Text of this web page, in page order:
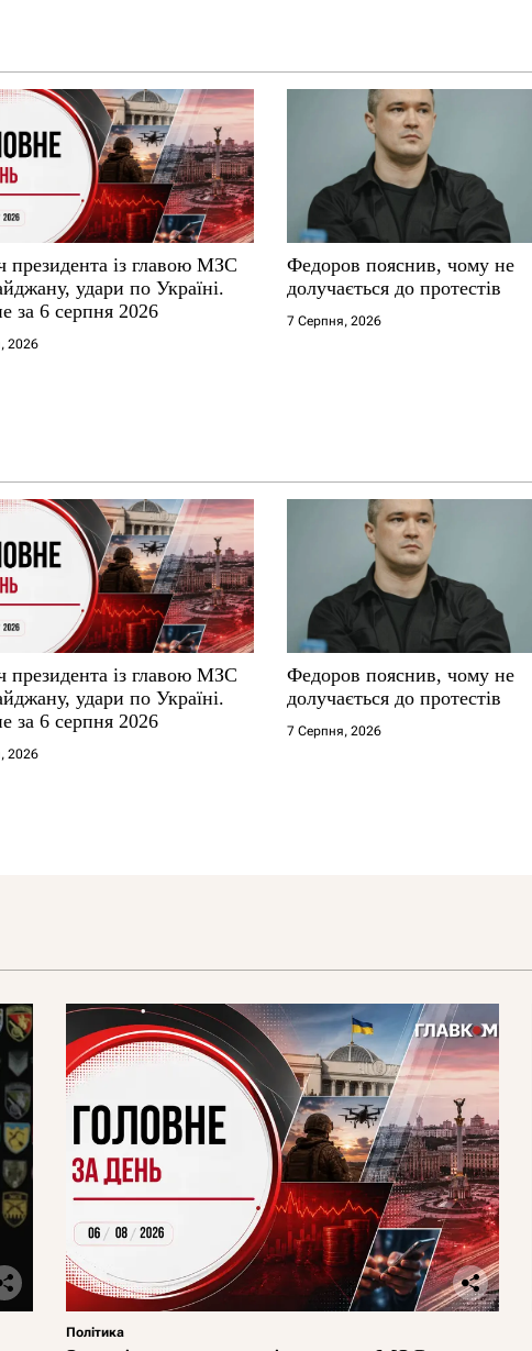
президента із главою МЗС
удари по Україні.
за 6 серпня 2026
2026
Федоров пояснив, чому не
долучається до протестів
7 Серпня, 2026
президента із главою МЗС
удари по Україні.
за 6 серпня 2026
2026
Федоров пояснив, чому не
долучається до протестів
7 Серпня, 2026
Політика